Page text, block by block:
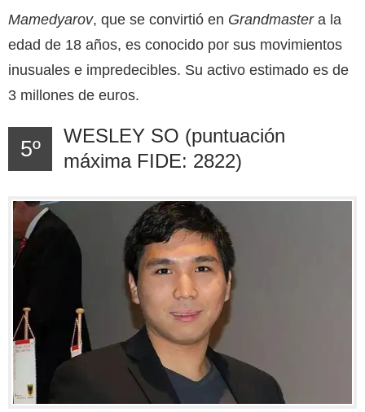
Mamedyarov, que se convirtió en Grandmastera la
edad de 18 años, es conocido por sus movimientos
inusuales e impredecibles. Su activo estimado es de
3 millones de euros.
5º
WESLEY SO (puntuación
máxima FIDE: 2822)